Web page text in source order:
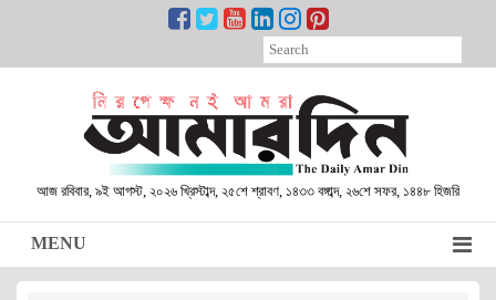
আজ রবিবার, ৯ই আগস্ট, ২০২৬ খ্রিস্টাব্দ, ২৫শে শ্রাবণ, ১৪৩৩ বঙ্গাব্দ, ২৬শে সফর, ১৪৪৮ হিজরি
MENU